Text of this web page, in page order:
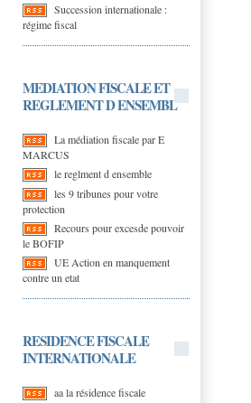
Succession internationale :
régime fiscal
MEDIATION FISCALE ET
REGLEMENT D ENSEMBL
La médiation fiscale par E
MARCUS
le reglment d ensemble
les 9 tribunes pour votre
protection
Recours pour excesde pouvoir
le BOFIP
UE Action en manquement
contre un etat
RESIDENCE FISCALE
INTERNATIONALE
aa la résidence fiscale